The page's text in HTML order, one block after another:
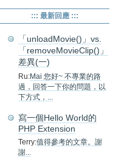
::: 最新回應 :::
「unloadMovie()」vs.
「removeMovieClip()」
差異(一)
Ru:Mai 您好~ 不專業的路
過，回答一下你的問題，以
下方式，...
寫一個Hello World的
PHP Extension
Terry:值得參考的文章。謝
謝...